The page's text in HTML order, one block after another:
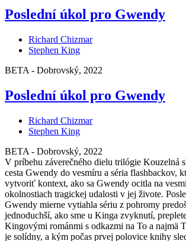
Poslední úkol pro Gwendy
Richard Chizmar
Stephen King
BETA - Dobrovský, 2022
Poslední úkol pro Gwendy
Richard Chizmar
Stephen King
BETA - Dobrovský, 2022
V príbehu záverečného dielu trilógie Kouzelná
cesta Gwendy do vesmíru a séria flashbackov,
vytvoriť kontext, ako sa Gwendy ocitla na
okolnostiach tragickej udalosti v jej živote.
Gwendy mierne vytiahla sériu z pohromy
jednoduchší, ako sme u Kinga zvyknutí,
Kingovými románmi s odkazmi na To a najmä
je solídny, a kým počas prvej polovice knihy